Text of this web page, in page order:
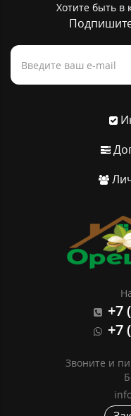
Хотите быть в
+7
+7
Звоните и